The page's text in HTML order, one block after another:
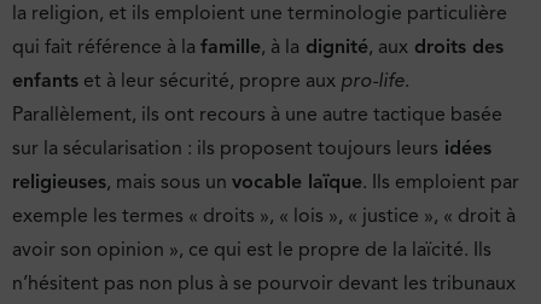
la religion, et ils emploient une terminologie particulière
qui fait référence à la famille, à la dignité, aux droits des
enfants et à leur sécurité, propre aux pro-life.
Parallèlement, ils ont recours à une autre tactique basée
sur la sécularisation : ils proposent toujours leurs idées
religieuses, mais sous un vocable laïque. Ils emploient par
exemple les termes « droits », « lois », « justice », « droit à
avoir son opinion », ce qui est le propre de la laïcité. Ils
n’hésitent pas non plus à se pourvoir devant les tribunaux